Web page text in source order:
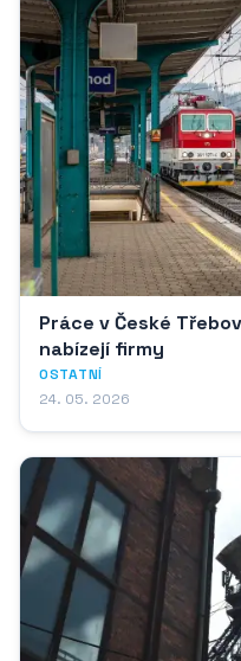
Práce v České
nabízejí firmy
OSTATNÍ
24. 05. 2026